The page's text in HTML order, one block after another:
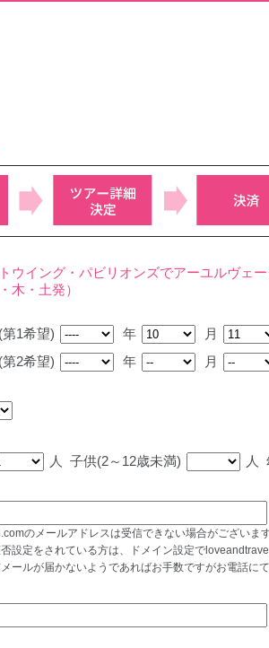
ウイング・パビリオンズでアーユルヴェ
木・土発）
1希望) 年 月
2希望)
年 月
人 子供(2～12歳未満) 人
のメールアドレスは受信できない場合がござい
設定をされている方は、ドメイン設定で
ールが届かないようであればお手数ですがお電話にて